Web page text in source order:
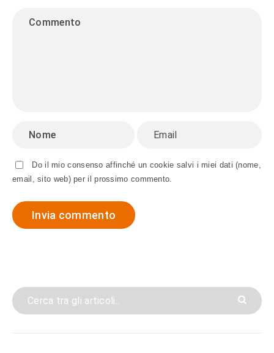
Do il mio consenso affinché un cookie salvi i miei dati (nome,
email, sito web) per il prossimo commento.